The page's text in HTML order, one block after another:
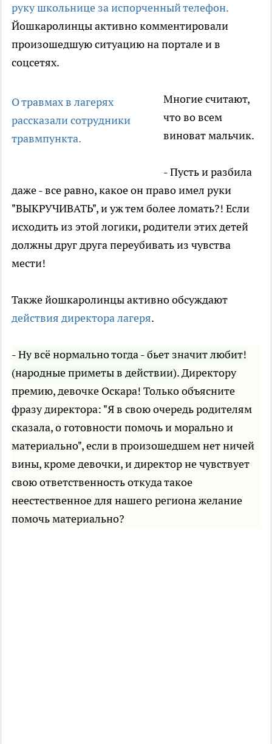
руку школьнице за испорченный телефон.
Йошкаролинцы активно комментировали
произошедшую ситуацию на портале и в
соцсетях.
О травмах в лагерях
рассказали сотрудники
травмпункта.
Многие считают,
что во всем
виноват мальчик.
-Пусть и разбила
даже - все равно, какое он право имел руки
"ВЫКРУЧИВАТЬ", и уж тем более ломать?! Если
исходить из этой логики, родители этих детей
должны друг друга переубивать из чувства
мести!
Также йошкаролинцы активно обсуждают
действия директора лагеря.
-Ну всё нормально тогда - бьет значит любит!
(народные приметы в действии). Директору
премию, девочке Оскара! Только объясните
фразу директора: "Я в свою очередь родителям
сказала, о готовности помочь и морально и
материально", если в произошедшем нет ничей
вины, кроме девочки, и директор не чувствует
свою ответственность откуда такое
неестественное для нашего региона желание
помочь материально?